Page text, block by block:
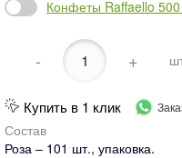
Конфеты Raffaello
- +
Купить в 1 клик
Состав
Роза – 101 шт., упаковка.